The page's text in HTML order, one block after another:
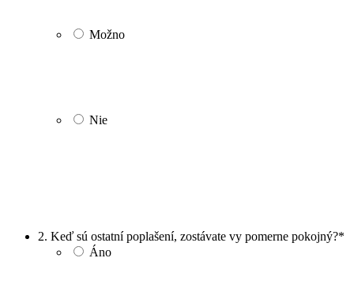
Možno
Nie
2. Keď sú ostatní poplašení, zostávate vy pomerne pokojný?*
Áno